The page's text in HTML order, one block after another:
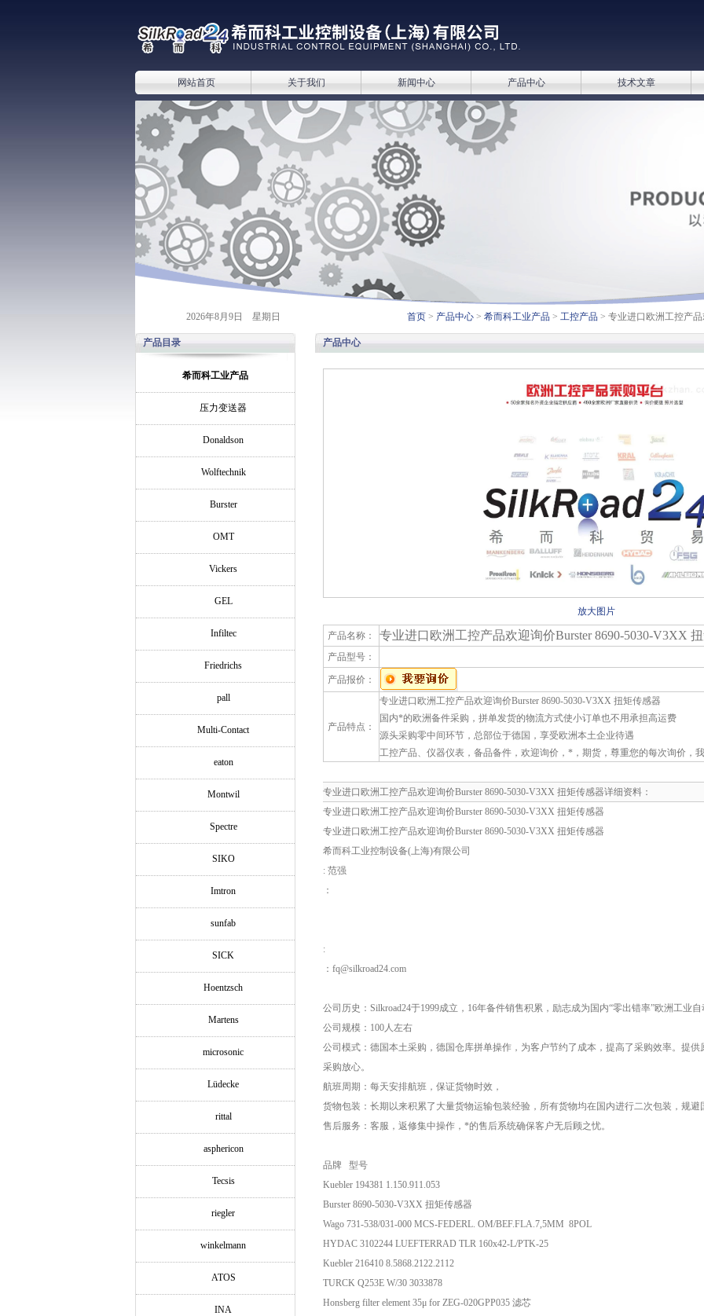
网站首页 关于我们 新闻中心 产品中心 技术文章
2026年8月9日 星期日 首页 > 产品中心 > 希而科工业产品 > 工控产品 > 专业进口欧洲工控产
产品目录
希而科工业产品
压力变送器
Donaldson
Wolftechnik
Burster
OMT
Vickers
GEL
Infiltec
Friedrichs
pall
Multi-Contact
eaton
Montwil
Spectre
SIKO
Imtron
sunfab
SICK
Hoentzsch
Martens
microsonic
Lüdecke
rittal
asphericon
Tecsis
riegler
winkelmann
ATOS
INA
产品中心
放大图片
产品名称： 专业进口欧洲工控产品欢迎询价Burster 8690-5030-V3XX
产品型号：
产品报价：
产品特点：
专业进口欧洲工控产品欢迎询价Burster 8690-5030-V3XX 扭矩传感器
国内*的欧洲备件采购，拼单发货的物流方式使小订单也不用承担高运费
源头采购零中间环节，总部位于德国，享受欧洲本土企业待遇
工控产品、仪器仪表，备品备件，欢迎询价，*，期货，尊重您的每次询价，
专业进口欧洲工控产品欢迎询价Burster 8690-5030-V3XX 扭矩传感器详细资料：
专业进口欧洲工控产品欢迎询价Burster 8690-5030-V3XX 扭矩传感器
专业进口欧洲工控产品欢迎询价Burster 8690-5030-V3XX 扭矩传感器
希而科工业控制设备(上海)有限公司
: 范强
：
:
：fq@silkroad24.com
公司历史：Silkroad24于1999成立，16年备件销售积累，励志成为国内“零出错率”欧洲工业
公司规模：100人左右
公司模式：德国本土采购，德国仓库拼单操作，为客户节约了成本，提高了采购效率。提供
采购放心。
航班周期：每天安排航班，保证货物时效，
货物包装：长期以来积累了大量货物运输包装经验，所有货物均在国内进行二次包装，规避
售后服务：客服，返修集中操作，*的售后系统确保客户无后顾之忧。
品牌 型号
Kuebler 194381 1.150.911.053
Burster 8690-5030-V3XX 扭矩传感器
Wago 731-538/031-000 MCS-FEDERL. OM/BEF.FLA.7,5MM 8POL
HYDAC 3102244 LUEFTERRAD TLR 160x42-L/PTK-25
Kuebler 216410 8.5868.2122.2112
TURCK Q253E W/30 3033878
Honsberg filter element 35μ for ZEG-020GPP035 滤芯